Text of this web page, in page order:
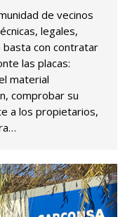
de vecinos
legales,
basta con contratar
las placas:
material
comprobar su
a los propietarios,